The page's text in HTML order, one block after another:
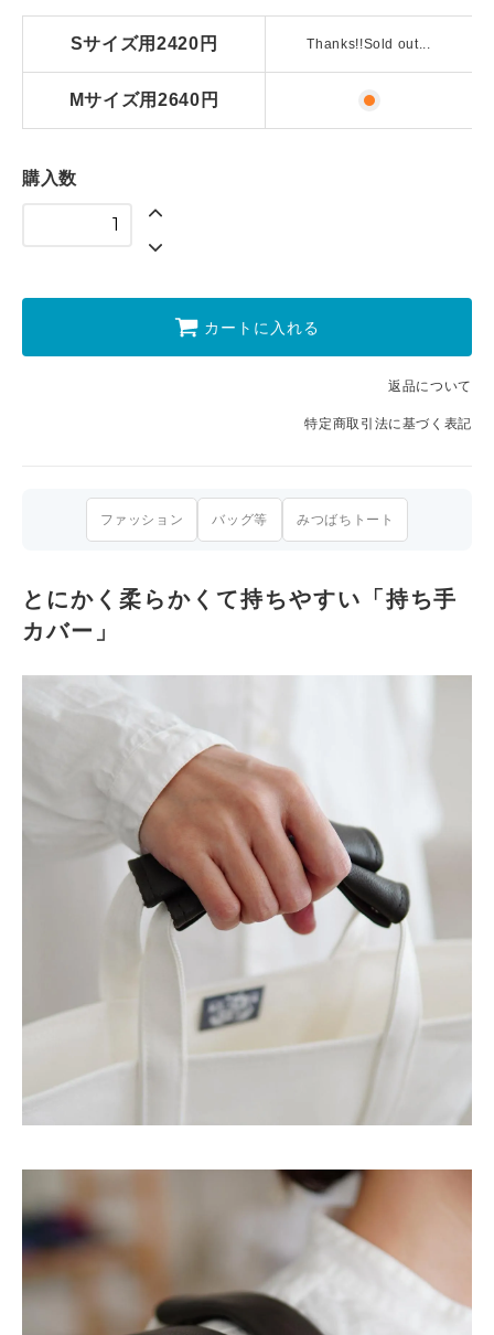
Sサイズ用2420円 Thanks!!Sold out...
Mサイズ用2640円
購入数
カートに入れる
返品について
特定商取引法に基づく表記
ファッション バッグ等 みつばちトート
とにかく柔らかくて持ちやすい「持ち手
カバー」